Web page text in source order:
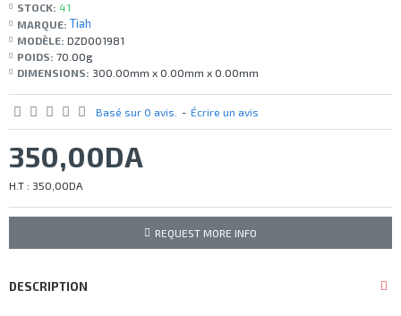
STOCK: 41
MARQUE: Tiah
MODÈLE: DZD001981
POIDS: 70.00g
DIMENSIONS: 300.00mm x 0.00mm x 0.00mm
Basé sur 0 avis. - Écrire un avis
350,00DA
H.T : 350,00DA
REQUEST MORE INFO
DESCRIPTION